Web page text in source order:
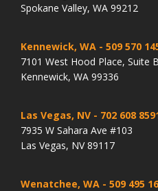
Spokane Valley, WA 99212
Kennewick, WA - 509 570
7101 West Hood Place, Suite
Kennewick, WA 99336
Las Vegas, NV - 702 608
7935 W Sahara Ave #103
Las Vegas, NV 89117
Wenatchee, WA - 509 495